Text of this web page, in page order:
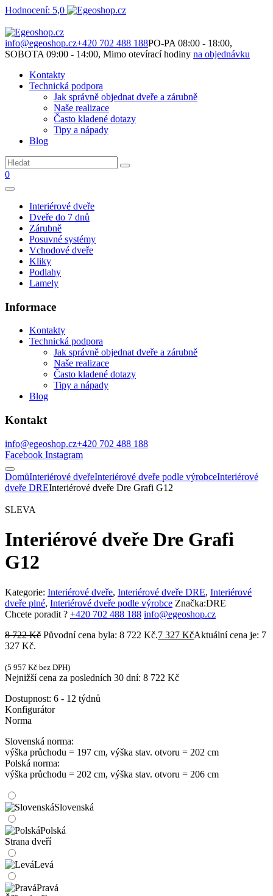
Hodnocení: 5,0
info@egeoshop.cz+420 702 488 188PO-PA 08:00 - 18:00,
SOBOTA 09:00 - 14:00, Mimo otevírací hodiny na objednávku
Kontakty
Technická podpora
Jak správně objednat dveře a zárubně
Naše realizace
Často kladené dotazy
Tipy a nápady
Blog
0
Interiérové dveře
Dveře do 7 dnů
Zárubně
Posuvné systémy
Vchodové dveře
Kliky
Podlahy
Lamely
Informace
Kontakty
Technická podpora
Jak správně objednat dveře a zárubně
Naše realizace
Často kladené dotazy
Tipy a nápady
Blog
Kontakt
info@egeoshop.cz+420 702 488 188
Facebook Instagram
DomůInteriérové dveřeInteriérové dveře podle výrobceInteriérové
dveře DREInteriérové dveře Dre Grafi G12
SLEVA
Interiérové dveře Dre Grafi
G12
Kategorie: Interiérové dveře, Interiérové dveře DRE, Interiérové
dveře plné, Interiérové dveře podle výrobce Značka:DRE
Chcete poradit ? +420 702 488 188 info@egeoshop.cz
8 722Kč Původní cena byla: 8 722 Kč.7 327 KčAktuální cena je: 7
327 Kč.
(5 957 Kč bez DPH)
Nejnižší cena za posledních 30 dní: 8 722 Kč
Dostupnost: 6 - 12 týdnů
Konfigurátor
Norma
Slovenská norma:
výška průchodu = 197 cm, výška stav. otvoru = 202 cm
Polská norma:
výška průchodu = 202 cm, výška stav. otvoru = 206 cm
Slovenská
Polská
Strana dveří
Levá
Pravá